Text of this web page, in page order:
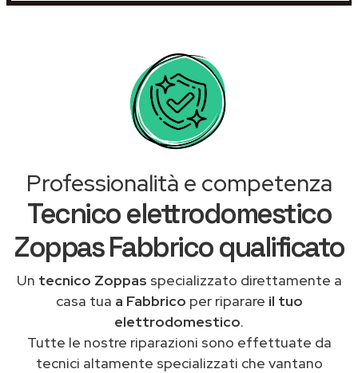
Professionalità e competenza
Tecnico elettrodomestico
Zoppas Fabbrico qualificato
Un tecnico Zoppas specializzato direttamente a
casa tua a Fabbrico per riparare il tuo
elettrodomestico.
Tutte le nostre riparazioni sono effettuate da
tecnici altamente specializzati che vantano